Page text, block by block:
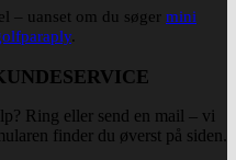
– uanset om du søger mini
.
Ring eller send en mail – vi
finder du øverst på siden.